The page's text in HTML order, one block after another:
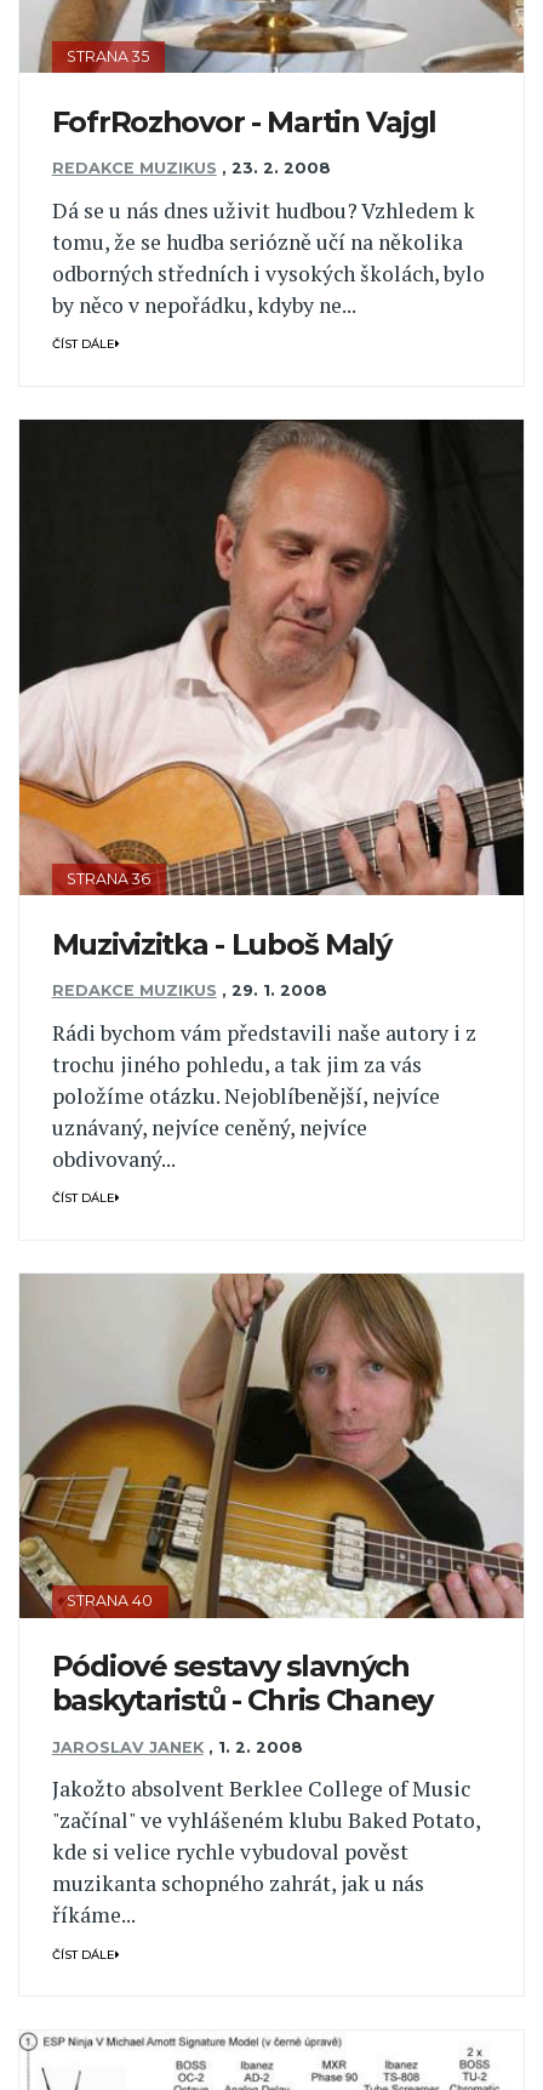
STRANA 35
FofrRozhovor - Martin Vajgl
REDAKCE MUZIKUS , 23. 2. 2008
Dá se u nás dnes uživit hudbou? Vzhledem k
tomu, že se hudba seriózně učí na několika
odborných středních i vysokých školách, bylo
by něco v nepořádku, kdyby ne...
ČÍST DÁLE
STRANA 36
Muzivizitka - Luboš Malý
REDAKCE MUZIKUS , 29. 1. 2008
Rádi bychom vám představili naše autory i z
trochu jiného pohledu, a tak jim za vás
položíme otázku. Nejoblíbenější, nejvíce
uznávaný, nejvíce ceněný, nejvíce
obdivovaný...
ČÍST DÁLE
STRANA 40
Pódiové sestavy slavných
baskytaristů - Chris Chaney
JAROSLAV JANEK , 1. 2. 2008
Jakožto absolvent Berklee College of Music
"začínal" ve vyhlášeném klubu Baked Potato,
kde si velice rychle vybudoval pověst
muzikanta schopného zahrát, jak u nás
říkáme...
ČÍST DÁLE